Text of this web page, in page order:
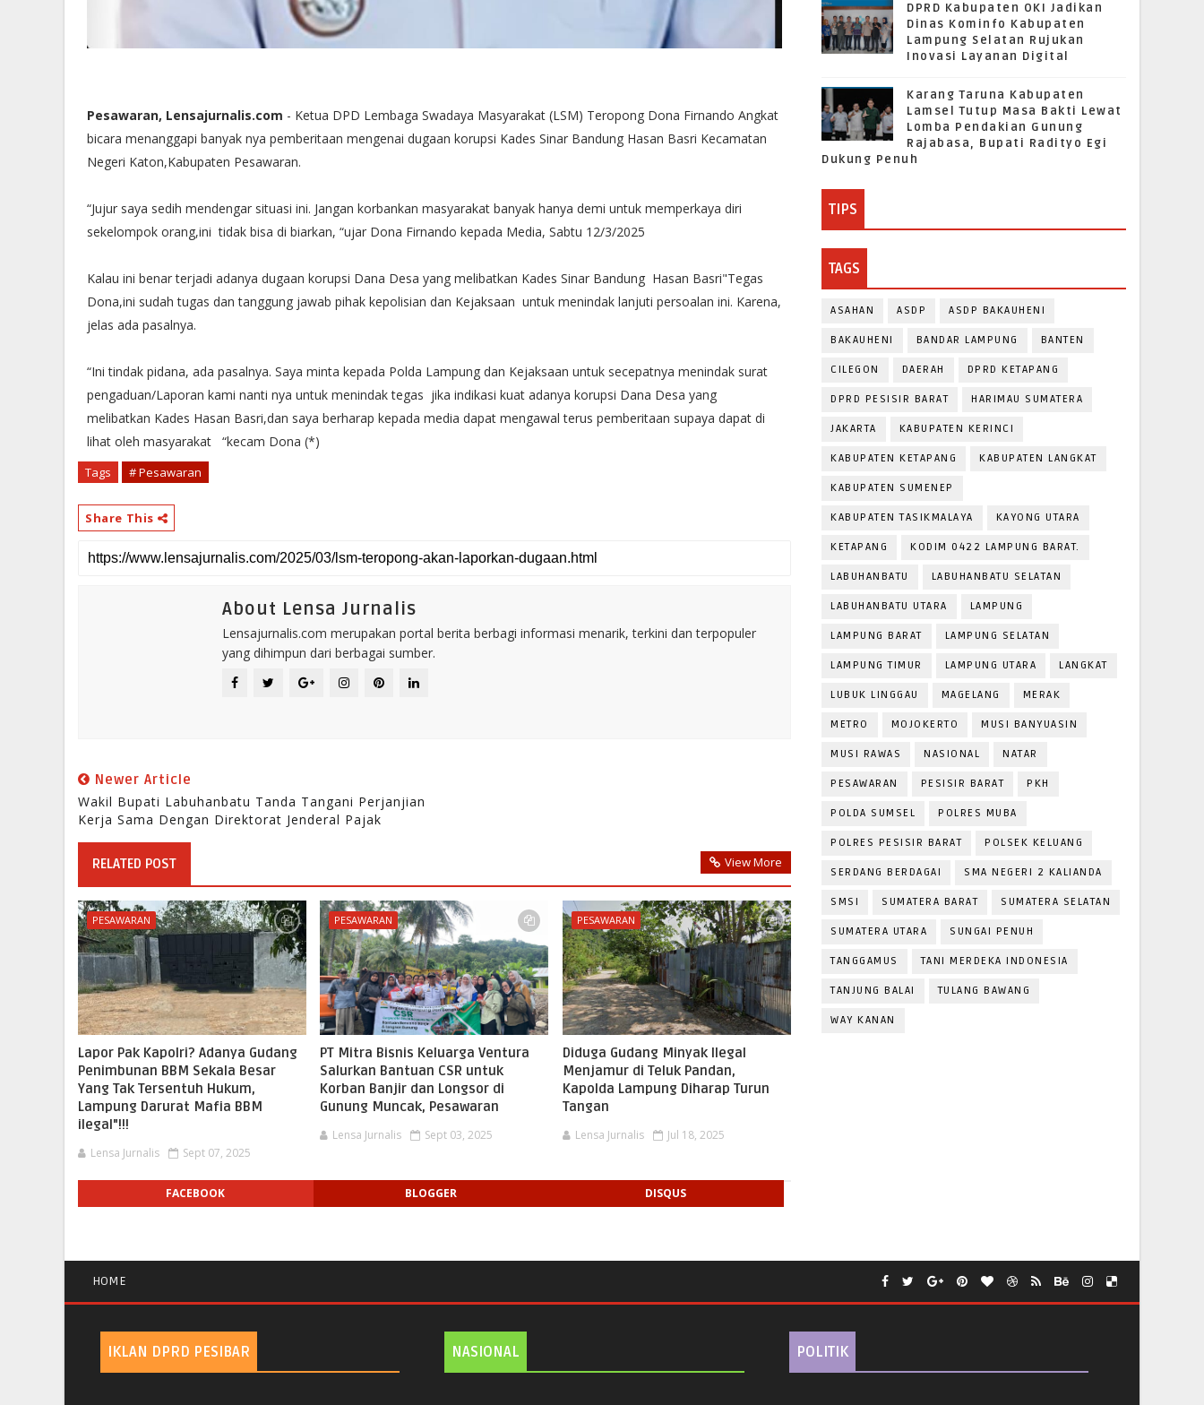
Pesawaran, Lensajurnalis.com - Ketua DPD Lembaga Swadaya Masyarakat (LSM) Teropong Dona Firnando Angkat
bicara menanggapi banyak nya pemberitaan mengenai dugaan korupsi Kades Sinar Bandung Hasan Basri Kecamatan
Negeri Katon,Kabupaten Pesawaran.
“Jujur saya sedih mendengar situasi ini. Jangan korbankan masyarakat banyak hanya demi untuk memperkaya diri
sekelompok orang,ini tidak bisa di biarkan, “ujar Dona Firnando kepada Media, Sabtu 12/3/2025
Kalau ini benar terjadi adanya dugaan korupsi Dana Desa yang melibatkan Kades Sinar Bandung Hasan Basri"Tegas
Dona,ini sudah tugas dan tanggung jawab pihak kepolisian dan Kejaksaan untuk menindak lanjuti persoalan ini. Karena,
jelas ada pasalnya.
“Ini tindak pidana, ada pasalnya. Saya minta kepada Polda Lampung dan Kejaksaan untuk secepatnya menindak surat
pengaduan/Laporan kami nanti nya untuk menindak tegas jika indikasi kuat adanya korupsi Dana Desa yang
melibatkan Kades Hasan Basri,dan saya berharap kepada media dapat mengawal terus pemberitaan supaya dapat di
lihat oleh masyarakat “kecam Dona (*)
Tags # Pesawaran
Share This
About Lensa Jurnalis
Lensajurnalis.com merupakan portal berita berbagi informasi menarik, terkini dan terpopuler
yang dihimpun dari berbagai sumber.
Newer Article
Wakil Bupati Labuhanbatu Tanda Tangani Perjanjian
Kerja Sama Dengan Direktorat Jenderal Pajak
RELATED POST View More
PESAWARAN
Lapor Pak Kapolri? Adanya Gudang
Penimbunan BBM Sekala Besar
Yang Tak Tersentuh Hukum,
Lampung Darurat Mafia BBM
ilegal"!!!
Lensa Jurnalis Sept 07, 2025
PESAWARAN
PT Mitra Bisnis Keluarga Ventura
Salurkan Bantuan CSR untuk
Korban Banjir dan Longsor di
Gunung Muncak, Pesawaran
Lensa Jurnalis Sept 03, 2025
PESAWARAN
Diduga Gudang Minyak Ilegal
Menjamur di Teluk Pandan,
Kapolda Lampung Diharap Turun
Tangan
Lensa Jurnalis Jul 18, 2025
FACEBOOK BLOGGER DISQUS
DPRD Kabupaten OKI Jadikan
Dinas Kominfo Kabupaten
Lampung Selatan Rujukan
Inovasi Layanan Digital
Karang Taruna Kabupaten
Lamsel Tutup Masa Bakti Lewat
Lomba Pendakian Gunung
Rajabasa, Bupati Radityo Egi
Dukung Penuh
TIPS
TAGS
ASAHAN ASDP ASDP BAKAUHENI
BAKAUHENI BANDAR LAMPUNG BANTEN
CILEGON DAERAH DPRD KETAPANG
DPRD PESISIR BARAT HARIMAU SUMATERA
JAKARTA KABUPATEN KERINCI
KABUPATEN KETAPANG KABUPATEN LANGKAT
KABUPATEN SUMENEP
KABUPATEN TASIKMALAYA KAYONG UTARA
KETAPANG KODIM 0422 LAMPUNG BARAT.
LABUHANBATU LABUHANBATU SELATAN
LABUHANBATU UTARA LAMPUNG
LAMPUNG BARAT LAMPUNG SELATAN
LAMPUNG TIMUR LAMPUNG UTARA LANGKAT
LUBUK LINGGAU MAGELANG MERAK
METRO MOJOKERTO MUSI BANYUASIN
MUSI RAWAS NASIONAL NATAR
PESAWARAN PESISIR BARAT PKH
POLDA SUMSEL POLRES MUBA
POLRES PESISIR BARAT POLSEK KELUANG
SERDANG BERDAGAI SMA NEGERI 2 KALIANDA
SMSI SUMATERA BARAT SUMATERA SELATAN
SUMATERA UTARA SUNGAI PENUH
TANGGAMUS TANI MERDEKA INDONESIA
TANJUNG BALAI TULANG BAWANG
WAY KANAN
HOME
IKLAN DPRD PESIBAR NASIONAL POLITIK